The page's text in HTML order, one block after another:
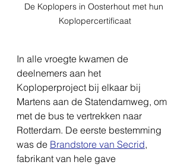
De Koplopers in Oosterhout met hun
Koplopercertificaat
In alle vroegte kwamen de
deelnemers aan het
Koploperproject bij elkaar bij
Martens aan de Statendamweg, om
met de bus te vertrekken naar
Rotterdam. De eerste bestemming
was de Brandstore van Secrid,
fabrikant van hele gave